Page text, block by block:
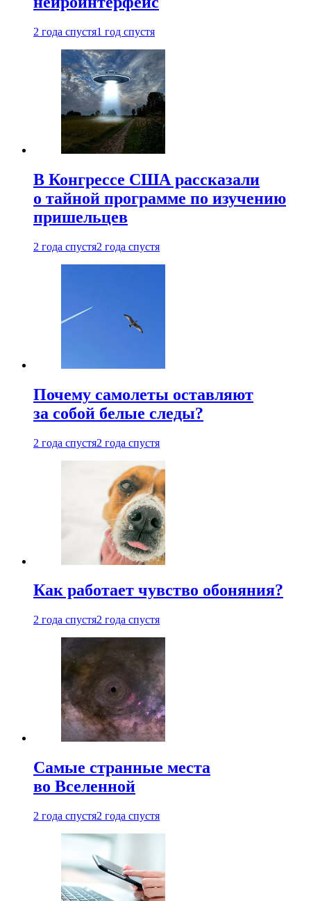
2 года спустя1 год спустя
В Конгрессе США рассказали
о тайной программе по изучению
пришельцев
2 года спустя2 года спустя
Почему самолеты оставляют
за собой белые следы?
2 года спустя2 года спустя
Как работает чувство обоняния?
2 года спустя2 года спустя
Самые странные места
во Вселенной
2 года спустя2 года спустя